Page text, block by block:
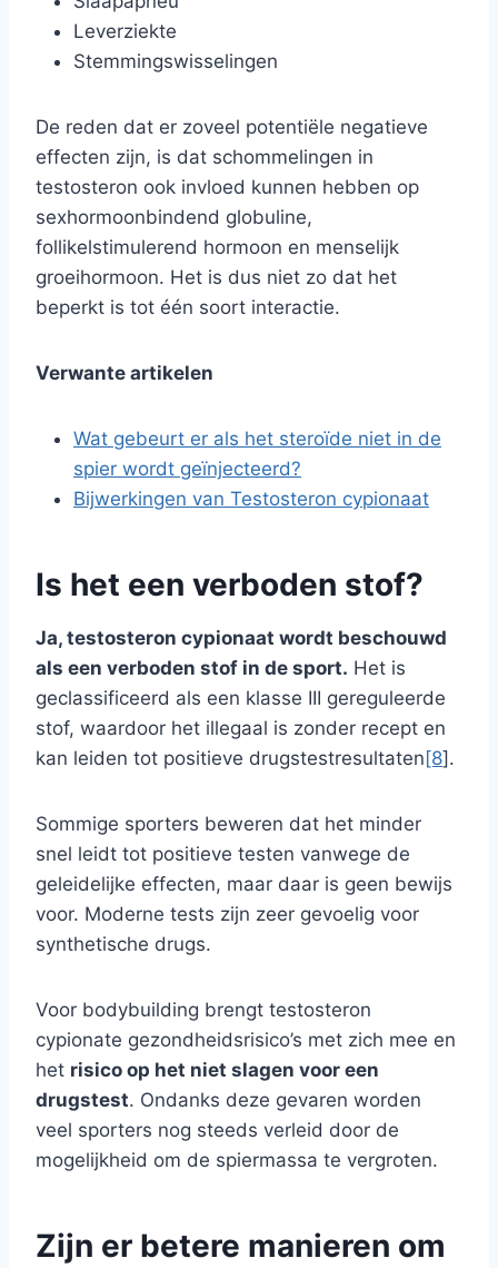
Leverziekte
Stemmingswisselingen
De reden dat er zoveel potentiële negatieve
effecten zijn, is dat schommelingen in
testosteron ook invloed kunnen hebben op
sexhormoonbindend globuline,
follikelstimulerend hormoon en menselijk
groeihormoon. Het is dus niet zo dat het
beperkt is tot één soort interactie.
Verwante artikelen
Wat gebeurt er als het steroïde niet in de
spier wordt geïnjecteerd?
Bijwerkingen van Testosteron cypionaat
Is het een verboden stof?
Ja, testosteron cypionaat wordt beschouwd
als een verboden stof in de sport. Het is
geclassificeerd als een klasse III gereguleerde
stof, waardoor het illegaal is zonder recept en
kan leiden tot positieve drugstestresultaten[8].
Sommige sporters beweren dat het minder
snel leidt tot positieve testen vanwege de
geleidelijke effecten, maar daar is geen bewijs
voor. Moderne tests zijn zeer gevoelig voor
synthetische drugs.
Voor bodybuilding brengt testosteron
cypionate gezondheidsrisico’s met zich mee en
het risico op het niet slagen voor een
drugstest. Ondanks deze gevaren worden
veel sporters nog steeds verleid door de
mogelijkheid om de spiermassa te vergroten.
Zijn er betere manieren om